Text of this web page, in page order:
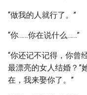
“做我的人就行了。”
“你……你在说什么……”
“你还记不记得，你曾
最漂亮的女人结婚？”
在，我来娶你了。”